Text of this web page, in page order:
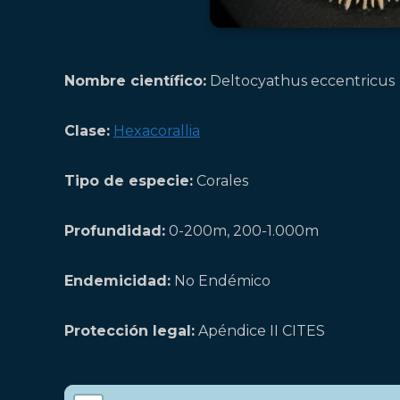
Nombre científico: Deltocyathus eccentricus
Clase: Hexacorallia
Tipo de especie: Corales
Profundidad: 0-200m, 200-1.000m
Endemicidad: No Endémico
Protección legal: Apéndice II CITES